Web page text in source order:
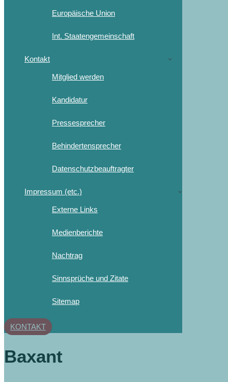
Europäische Union
Int. Staatengemeinschaft
Kontakt
Mitglied werden
Kandidatur
Pressesprecher
Behindertensprecher
Datenschutzbeauftragter
Impressum (etc.)
Externe Links
Medienberichte
Nachtrag
Sinnsprüche und Zitate
Sitemap
KONTAKT
Baxant